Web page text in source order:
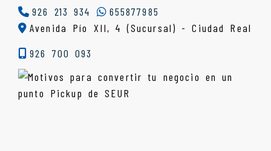
926 213 934
655877985
Avenida Pío XII, 4 (Sucursal) - Ciudad Real
926 700 093